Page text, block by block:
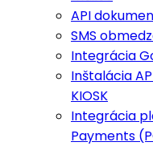
API
SMS
Integrácia
Inštalácia
KIOSK
Integrácia
Payments